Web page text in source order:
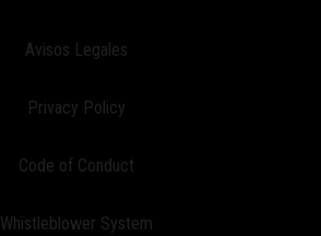
Avisos Legales
Privacy Policy
Code of Conduct
Whistleblower System